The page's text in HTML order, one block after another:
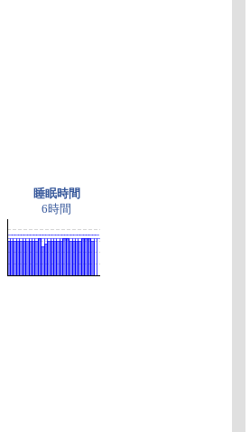
睡眠時間
6時間